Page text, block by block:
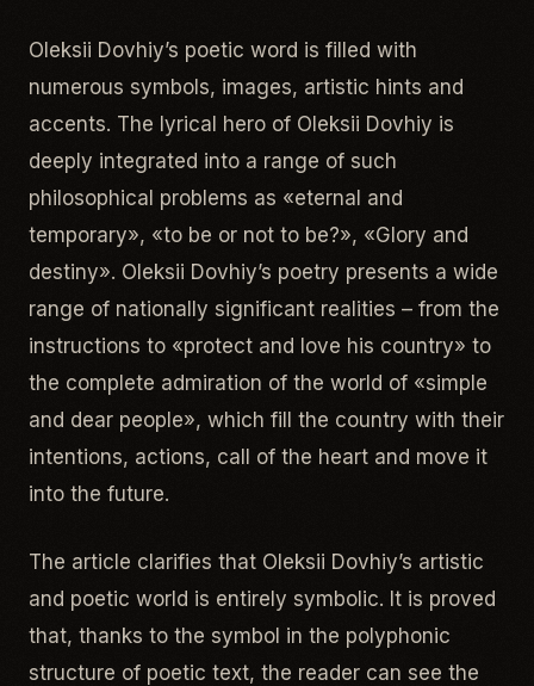
Oleksii Dovhiy’s poetic word is filled with
numerous symbols, images, artistic hints and
accents. The lyrical hero of Oleksii Dovhiy is
deeply integrated into a range of such
philosophical problems as «eternal and
temporary», «to be or not to be?», «Glory and
destiny». Oleksii Dovhiy’s poetry presents a wide
range of nationally significant realities – from the
instructions to «protect and love his country» to
the complete admiration of the world of «simple
and dear people», which fill the country with their
intentions, actions, call of the heart and move it
into the future.
The article clarifies that Oleksii Dovhiy’s artistic
and poetic world is entirely symbolic. It is proved
that, thanks to the symbol in the polyphonic
structure of poetic text, the reader can see the